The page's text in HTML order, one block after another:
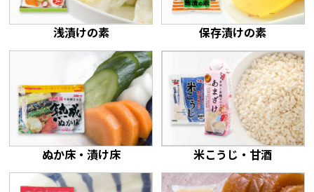
浅漬けの素 保存漬けの素
ぬか床・漬け床 米こうじ・甘酒